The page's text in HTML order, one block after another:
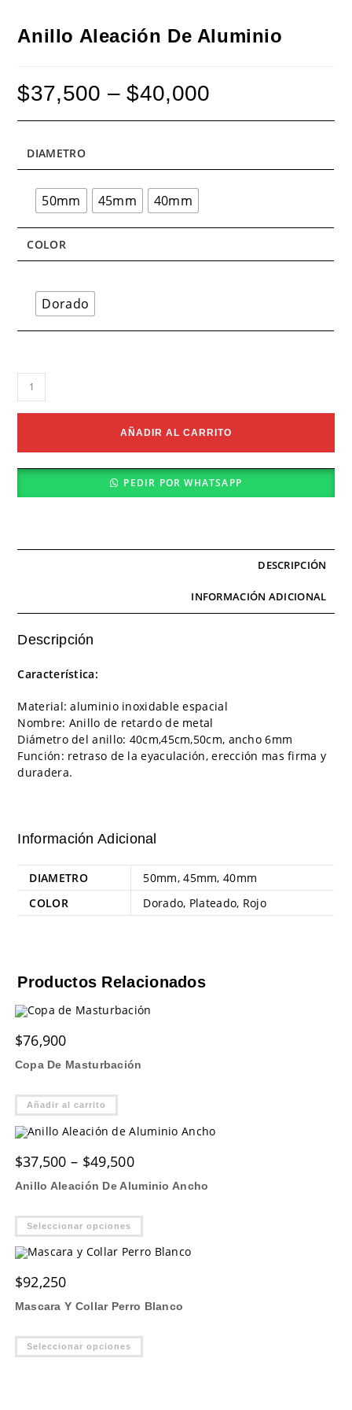
Anillo Aleación De Aluminio
$37,500 – $40,000
through
DIAMETRO
50mm 45mm 40mm
COLOR
Dorado
Anillo
de
AÑADIR AL CARRITO
PEDIR POR WHATSAPP
DESCRIPCIÓN
INFORMACIÓN ADICIONAL
Descripción
Característica:
Material: aluminio inoxidable espacial
Nombre: Anillo de retardo de metal
Diámetro del anillo: 40cm,45cm,50cm, ancho 6mm
Función: retraso de la eyaculación, erección mas firma y
duradera.
Información Adicional
DIAMETRO
50mm, 45mm, 40mm
COLOR
Dorado, Plateado, Rojo
Productos Relacionados
$76,900
Copa De Masturbación
Añadir al carrito
$37,500 – $49,500Price
range:
$37,500
through
Anillo Aleación De Aluminio Ancho
Seleccionar opciones Este
tiene
múltiples
pueden
la
$92,250
Mascara Y Collar Perro Blanco
Seleccionar opciones Este